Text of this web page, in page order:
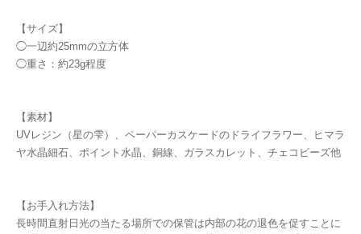
【サイズ】
◯一辺約25mmの立方体
◯重さ：約23g程度
【素材】
UVレジン（星の雫）、ペーパーカスケードのドライフラワー、ヒマラ
ヤ水晶細石、ポイント水晶、銅線、ガラスカレット、チェコビーズ他
【お手入れ方法】
長時間直射日光の当たる場所での保管は内部の花の退色を促すことに